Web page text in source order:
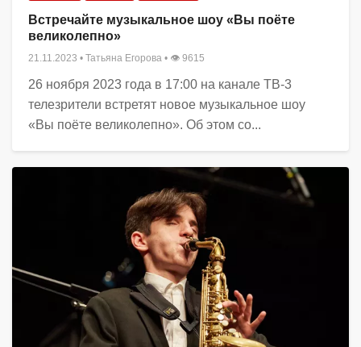
Встречайте музыкальное шоу «Вы поёте
великолепно»
21.11.2023 • Татьяна Егорова • 👁 9615
26 ноября 2023 года в 17:00 на канале ТВ-3
телезрители встретят новое музыкальное шоу
«Вы поёте великолепно». Об этом со...